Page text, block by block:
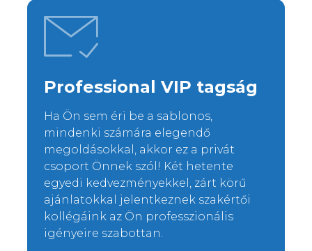
Professional VIP tagság
Ha Ön sem éri be a sablonos,
mindenki számára elegendő
megoldásokkal, akkor ez a privát
csoport Önnek szól! Két hetente
egyedi kedvezményekkel, zárt körű
ajánlatokkal jelentkeznek szakértői
kollégáink az Ön professzionális
igényeire szabottan.